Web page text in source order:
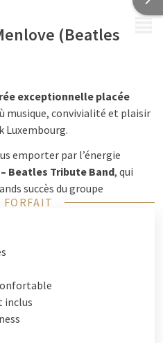
(Beatles
exceptionnelle placée
musique, convivialité et plaisir
Luxembourg.
emporter par l’énergie
Beatles Tribute Band, qui
succès du groupe
iconiques aux hymnes
festive, chaleureuse et
et profitez d’un
par les mélodies mythiques qui
soirée parfaite pour
moment unique, que ce soit en
FORFAIT
inclus